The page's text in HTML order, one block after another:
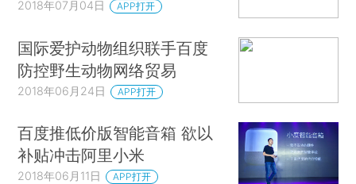
2018年07月04日 APP打开
国际爱护动物组织联手百度
防控野生动物网络贸易
2018年06月24日 APP打开
百度推低价版智能音箱 欲以
补贴冲击阿里小米
2018年06月11日 APP打开